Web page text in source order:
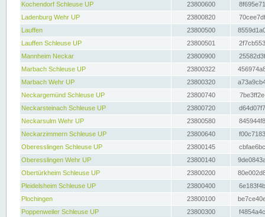
Kochendorf Schleuse UP
23800600
Ladenburg Wehr UP
23800820
Lauffen
23800500
Lauffen Schleuse UP
23800501
Mannheim Neckar
23800900
Marbach Schleuse UP
23800322
Marbach Wehr UP
23800320
Neckargemünd Schleuse UP
23800740
Neckarsteinach Schleuse UP
23800720
Neckarsulm Wehr UP
23800580
Neckarzimmern Schleuse UP
23800640
Oberesslingen Schleuse UP
23800145
Oberesslingen Wehr UP
23800140
Obertürkheim Schleuse UP
23800200
Pleidelsheim Schleuse UP
23800400
Plochingen
23800100
Poppenweiler Schleuse UP
23800300